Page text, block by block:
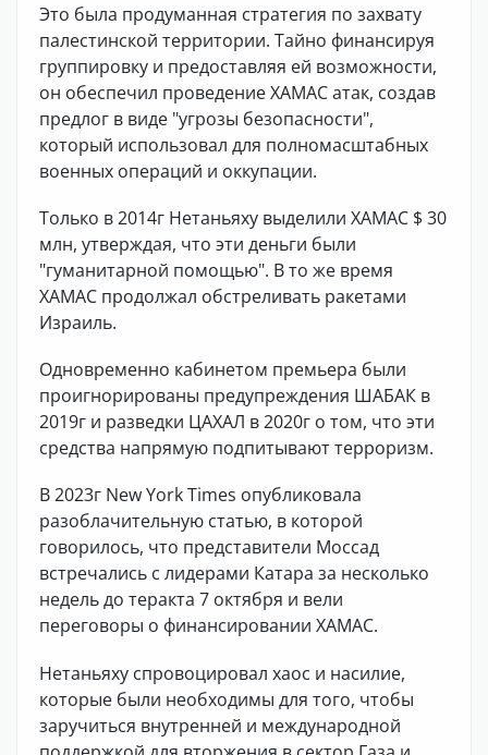
Это была продуманная стратегия по захвату
палестинской территории. Тайно финансируя
группировку и предоставляя ей возможности,
он обеспечил проведение ХАМАС атак, создав
предлог в виде "угрозы безопасности",
который использовал для полномасштабных
военных операций и оккупации.
Только в 2014г Нетаньяху выделили ХАМАС $ 30
млн, утверждая, что эти деньги были
"гуманитарной помощью". В то же время
ХАМАС продолжал обстреливать ракетами
Израиль.
Одновременно кабинетом премьера были
проигнорированы предупреждения ШАБАК в
2019г и разведки ЦАХАЛ в 2020г о том, что эти
средства напрямую подпитывают терроризм.
В 2023г New York Times опубликовала
разоблачительную статью, в которой
говорилось, что представители Моссад
встречались с лидерами Катара за несколько
недель до теракта 7 октября и вели
переговоры о финансировании ХАМАС.
Нетаньяху спровоцировал хаос и насилие,
которые были необходимы для того, чтобы
заручиться внутренней и международной